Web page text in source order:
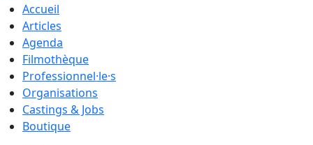
Accueil
Articles
Agenda
Filmothèque
Professionnel·le·s
Organisations
Castings & Jobs
Boutique